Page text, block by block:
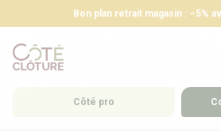
Bon plan retrait magasin : –5%
Côté pro